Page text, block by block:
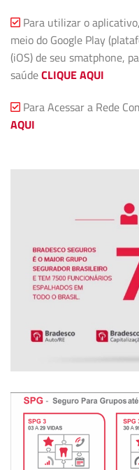
Para utilizar o
meio do Google Play
(iOS) de seu smatphone,
saúdeCLIQUE AQUI
Para Acessar a Rede
AQUI